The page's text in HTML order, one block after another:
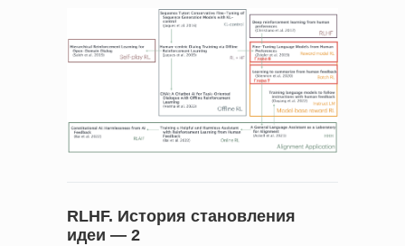
RLHF. История становления
идеи — 2